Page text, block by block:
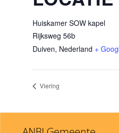
Huiskamer SOW kapel
Rijksweg 56b
Duiven, Nederland +
Viering